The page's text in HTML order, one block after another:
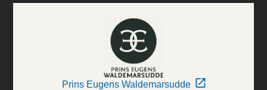
Prins Eugens Waldemarsudde